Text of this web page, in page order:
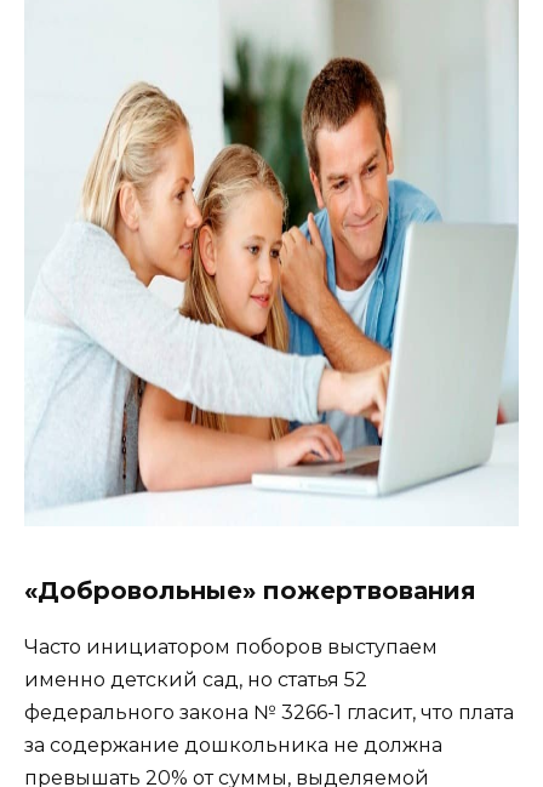
«Добровольные» пожертвования
Часто инициатором поборов выступаем
именно детский сад, но статья 52
федерального закона № 3266-1 гласит, что плата
за содержание дошкольника не должна
превышать 20% от суммы, выделяемой